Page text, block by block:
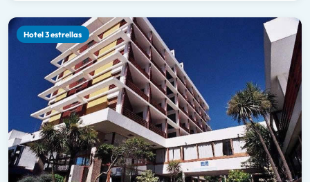
Hotel 3 estrellas